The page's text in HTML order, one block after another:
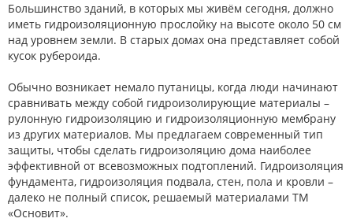
Большинство зданий, в которых мы живём сегодня, должно
иметь гидроизоляционную прослойку на высоте около 50 см
над уровнем земли. В старых домах она представляет собой
кусок рубероида.
Обычно возникает немало путаницы, когда люди начинают
сравнивать между собой гидроизолирующие материалы –
рулонную гидроизоляцию и гидроизоляционную мембрану
из других материалов. Мы предлагаем современный тип
защиты, чтобы сделать гидроизоляцию дома наиболее
эффективной от всевозможных подтоплений. Гидроизоляция
фундамента, гидроизоляция подвала, стен, пола и кровли –
далеко не полный список, решаемый материалами ТМ
«Основит».